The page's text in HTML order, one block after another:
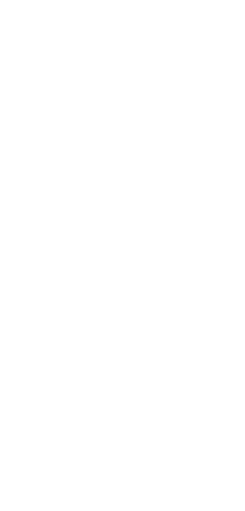
DE CILS PHYTO-MEDIC